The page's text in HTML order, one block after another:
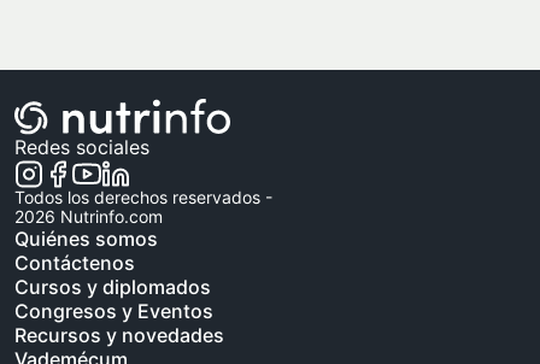
Redes sociales
Todos los derechos reservados -
2026 Nutrinfo.com
Quiénes somos
Contáctenos
Cursos y diplomados
Congresos y Eventos
Recursos y novedades
Vademécum